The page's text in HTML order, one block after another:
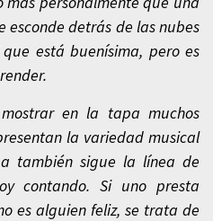
esconde detrás de las nubes
está buenísima, pero es
en la tapa muchos
la variedad musical
también sigue la línea de
contando. Si uno presta
es alguien feliz, se trata de